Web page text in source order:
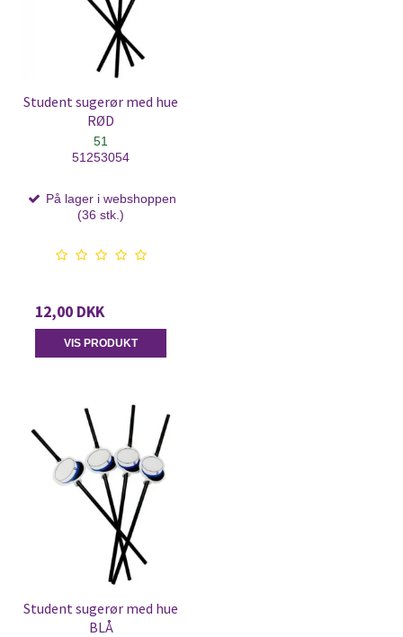
Student sugerør med hue
RØD
51
51253054
På lager i webshoppen
(36 stk.)
12,00 DKK
VIS PRODUKT
Student sugerør med hue
BLÅ